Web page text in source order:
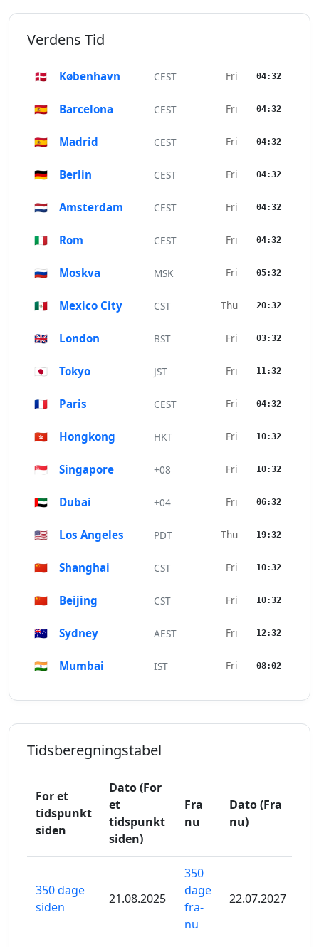
Verdens Tid
🇩🇰 København CEST Fri 04:32
🇪🇸 Barcelona CEST Fri 04:32
🇪🇸 Madrid CEST Fri 04:32
🇩🇪 Berlin CEST Fri 04:32
🇳🇱 Amsterdam CEST Fri 04:32
🇮🇹 Rom CEST Fri 04:32
🇷🇺 Moskva MSK Fri 05:32
🇲🇽 Mexico City CST Thu 20:32
🇬🇧 London BST Fri 03:32
🇯🇵 Tokyo JST Fri 11:32
🇫🇷 Paris CEST Fri 04:32
🇭🇰 Hongkong HKT Fri 10:32
🇸🇬 Singapore +08 Fri 10:32
🇦🇪 Dubai +04 Fri 06:32
🇺🇸 Los Angeles PDT Thu 19:32
🇨🇳 Shanghai CST Fri 10:32
🇨🇳 Beijing CST Fri 10:32
🇦🇺 Sydney AEST Fri 12:32
🇮🇳 Mumbai IST Fri 08:02
Tidsberegningstabel
For et
tidspunkt
siden
Dato (For
et
tidspunkt
siden)
Fra
nu
Dato (Fra
nu)
350 dage
siden
21.08.2025
350
dage
fra-
nu
22.07.2027